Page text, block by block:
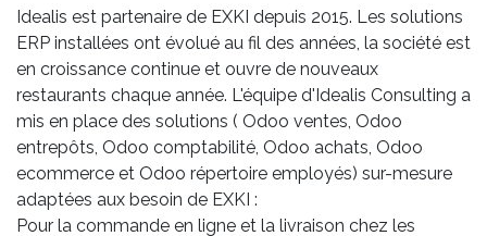
Idealis est partenaire de EXKI depuis 2015. Les solutions
ERP installées ont évolué au fil des années, la société est
en croissance continue et ouvre de nouveaux
restaurants chaque année. L'équipe d'Idealis Consulting a
mis en place des solutions ( Odoo ventes, Odoo
entrepôts, Odoo comptabilité, Odoo achats, Odoo
ecommerce et Odoo répertoire employés) sur-mesure
adaptées aux besoin de EXKI :
Pour la commande en ligne et la livraison chez les